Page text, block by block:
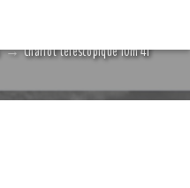
Chariot télescopique 10m 4T